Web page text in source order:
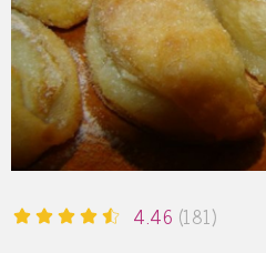
4.46 (181)